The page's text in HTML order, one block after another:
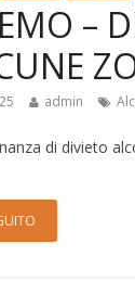
–
admin
di divieto